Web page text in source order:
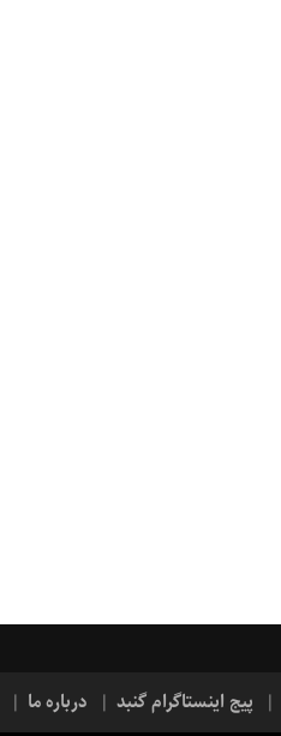
پیج اینستاگرام گنبد درباره ما